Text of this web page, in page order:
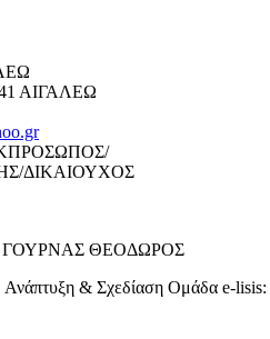
ΑΙΓΑΛΕΩ
ΔΙΚΑΙΟΥΧΟΣ
ΘΕΟΔΩΡΟΣ
& Σχεδίαση Ομάδα e-lisis: